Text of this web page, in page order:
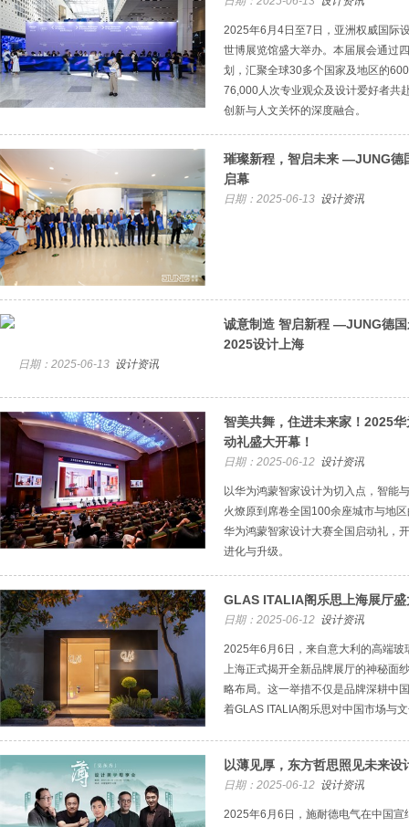
2025年6月4日至7日，亚洲权威国际
世博展览馆盛大举办。本届展会通过
划，汇聚全球30多个国家及地区的
76,000人次专业观众及设计爱好者共
创新与人文关怀的深度融合。
璀璨新程，智启未来 —JUNG德
启幕
日期：2025-06-13 设计资讯
诚意制造 智启新程 —JUNG德
2025设计上海
日期：2025-06-13 设计资讯
智美共舞，住进未来家！2025
动礼盛大开幕！
日期：2025-06-12 设计资讯
以华为鸿蒙智家设计为切入点，智能
火燎原到席卷全国100余座城市与地
华为鸿蒙智家设计大赛全国启动礼，
进化与升级。
GLAS ITALIA阁乐思上海展厅
日期：2025-06-12 设计资讯
2025年6月6日，来自意大利的高端玻
上海正式揭开全新品牌展厅的神秘面
略布局。这一举措不仅是品牌深耕中
着GLAS ITALIA阁乐思对中国市场与
以薄见厚，东方哲思照见未来设
日期：2025-06-12 设计资讯
2025年6月6日，施耐德电气在中国宣